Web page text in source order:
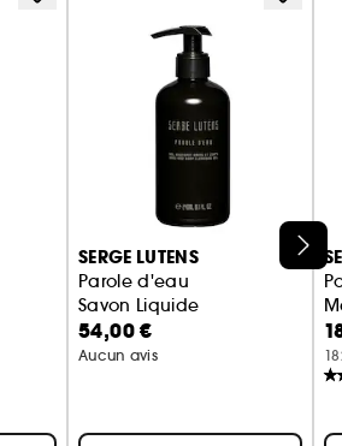
SERGE LUTENS
Parole d'eau
Savon Liquide
54,00 €
Aucun avis